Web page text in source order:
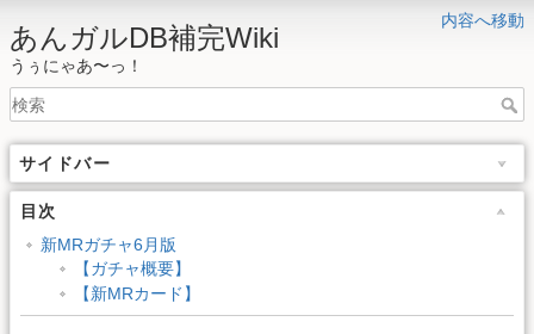
内容へ移動
あんガルDB補完Wiki
うぅにゃあ〜っ！
サイドバー
目次
新MRガチャ6月版
【ガチャ概要】
【新MRカード】